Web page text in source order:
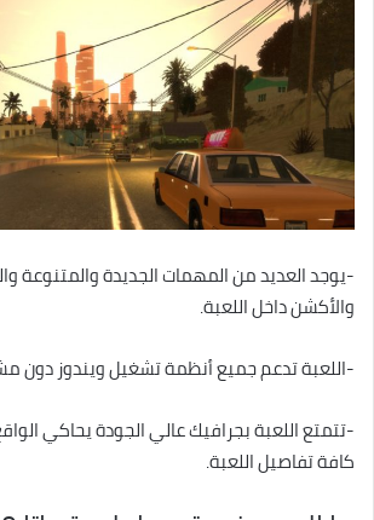
-يوجد العديد من المهمات الجديدة والمتنوعة
والأكشن داخل اللعبة.
-اللعبة تدعم جميع أنظمة تشغيل ويندوز دون
-تتمتع اللعبة بجرافيك عالي الجودة يحاكي
كافة تفاصيل اللعبة.